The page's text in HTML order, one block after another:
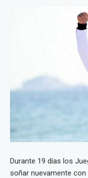
Durante 19 días los
soñar nuevamente